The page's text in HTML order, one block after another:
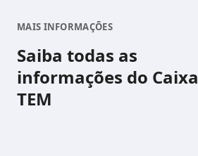
MAIS INFORMAÇÕES
Saiba todas as
informações do Caixa
TEM